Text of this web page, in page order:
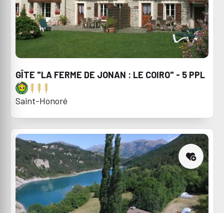
GÎTE "LA FERME DE JONAN : LE COIRO" - 5 PPL
Saint-Honoré